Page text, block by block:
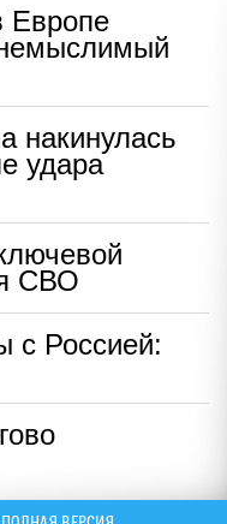
накинулась
удара
СВО
с Россией: